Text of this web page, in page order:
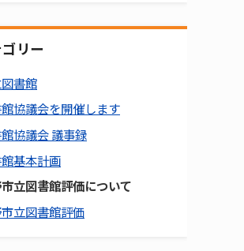
リー
書館
協議会を開催します
協議会 議事録
基本計画
立図書館評価について
立図書館評価